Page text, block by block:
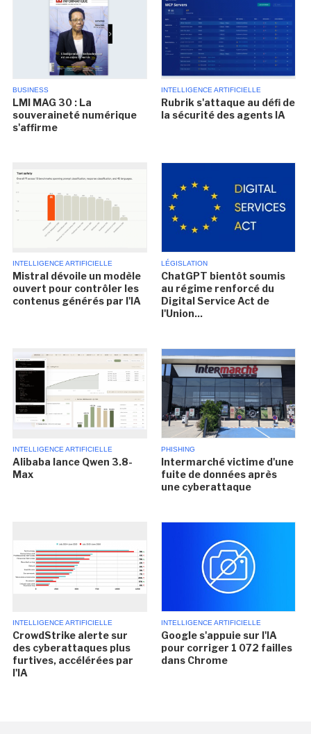
BUSINESS
LMI MAG 30 : La
souveraineté numérique
s'affirme
INTELLIGENCE ARTIFICIELLE
Rubrik s'attaque au défi de
la sécurité des agents IA
INTELLIGENCE ARTIFICIELLE
Mistral dévoile un modèle
ouvert pour contrôler les
contenus générés par l'IA
LÉGISLATION
ChatGPT bientôt soumis
au régime renforcé du
Digital Service Act de
l'Union...
INTELLIGENCE ARTIFICIELLE
Alibaba lance Qwen 3.8-
Max
PHISHING
Intermarché victime d'une
fuite de données après
une cyberattaque
INTELLIGENCE ARTIFICIELLE
CrowdStrike alerte sur
des cyberattaques plus
furtives, accélérées par
l'IA
INTELLIGENCE ARTIFICIELLE
Google s'appuie sur l'IA
pour corriger 1 072 failles
dans Chrome